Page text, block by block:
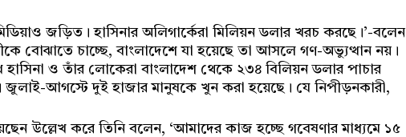
জড়িত। হাসিনার অলিগার্কেরা মিলিয়ন ডলার খরচ করছে।’-বলেন
বোঝাতে চাচ্ছে, বাংলাদেশে যা হয়েছে তা আসলে গণ-অভ্যুত্থান নয়।
ও তাঁর লোকেরা বাংলাদেশ থেকে ২৩৪ বিলিয়ন ডলার পাচার
আগস্টে দুই হাজার মানুষকে খুন করা হয়েছে। যে নিপীড়নকারী,
উল্লেখ করে তিনি বলেন, ‘আমাদের কাজ হচ্ছে গবেষণার মাধ্যমে ১৫